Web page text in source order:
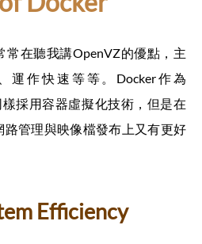
常在聽我講OpenVZ的優點，主
運作快速等等。Docker作為
採用容器虛擬化技術，但是在
管理與映像檔發布上又有更好
Efficiency